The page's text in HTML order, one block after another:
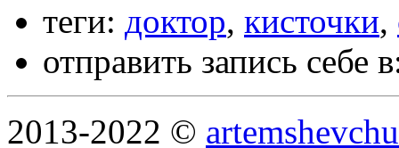
теги: доктор, кисточки,
отправить запись себе
2013-2022 ©